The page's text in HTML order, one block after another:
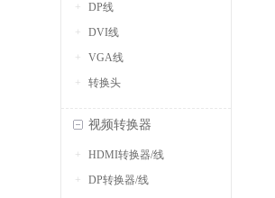
DP线
DVI线
VGA线
转换头
视频转换器
HDMI转换器/线
DP转换器/线